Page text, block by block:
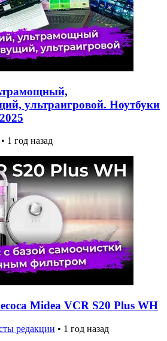
ультраигровой. Ноутбуки
• 1 год назад
Midea VCR S20 Plus WH
редакции • 1 год назад